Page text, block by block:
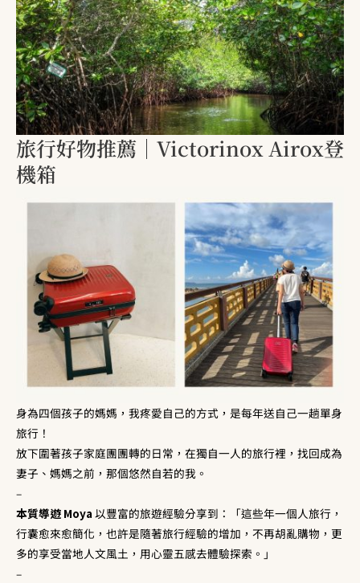
旅行好物推薦｜Victorinox Airox登
機箱
身為四個孩子的媽媽，我疼愛自己的方式，是每年送自己一趟單身
旅行！
放下圍著孩子家庭團團轉的日常，在獨自一人的旅行裡，找回成為
妻子、媽媽之前，那個悠然自若的我。
–
本質導遊 Moya 以豐富的旅遊經驗分享到：「這些年一個人旅行，
行囊愈來愈簡化，也許是隨著旅行經驗的增加，不再胡亂購物，更
多的享受當地人文風土，用心靈五感去體驗探索。」
–